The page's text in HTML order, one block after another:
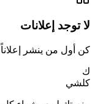
لا توجد إعلانات
كن أول من ينشر
ك
كلشي